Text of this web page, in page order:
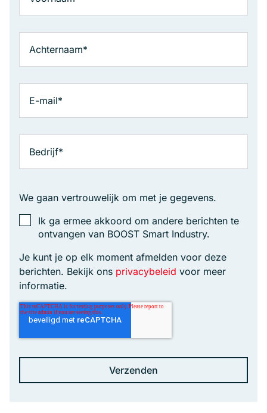
We gaan vertrouwelijk om met je gegevens.
Ik ga ermee akkoord om andere berichten te
ontvangen van BOOST Smart Industry.
Je kunt je op elk moment afmelden voor deze
berichten. Bekijk ons privacybeleid voor meer
informatie.